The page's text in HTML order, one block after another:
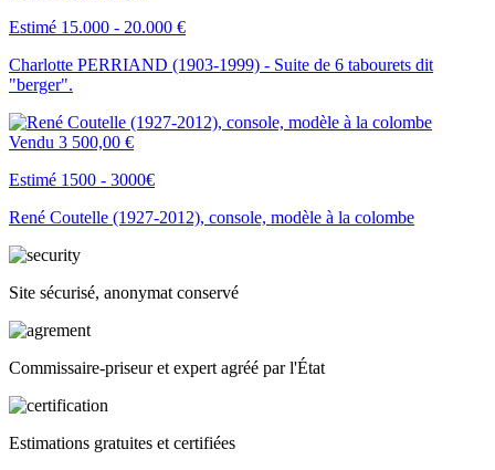
Estimé 15.000 - 20.000 €
Charlotte PERRIAND (1903-1999) - Suite de 6 tabourets dit
"berger".
Vendu 3 500,00 €
Estimé 1500 - 3000€
René Coutelle (1927-2012), console, modèle à la colombe
Site sécurisé, anonymat conservé
Commissaire-priseur et expert agréé par l'État
Estimations gratuites et certifiées